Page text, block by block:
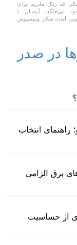
که رئال مادرید برای
می‌جنگد، آرسنال با
یورویی آماده شکار وینیسیوس
در صدر
انتخاب
برق الزامی
از حساسیت